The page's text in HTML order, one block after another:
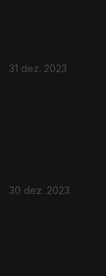
31 dez. 2023
30 dez. 2023